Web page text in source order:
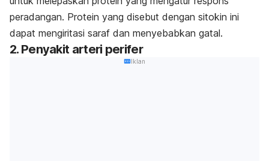
peradangan. Protein yang disebut dengan sitokin ini
dapat mengiritasi saraf dan menyebabkan gatal.
2. Penyakit arteri perifer
Iklan